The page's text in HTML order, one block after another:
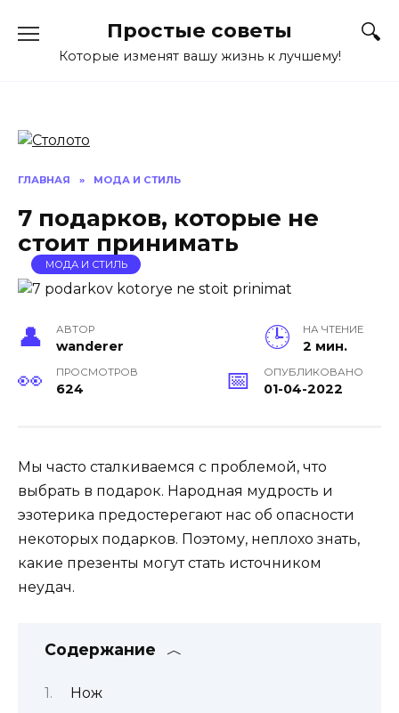
содержанию
Простые советы
Которые изменят вашу жизнь к лучшему!
ГЛАВНАЯ » МОДА И СТИЛЬ
7 подарков, которые не
стоит принимать
МОДА И СТИЛЬ
АВТОР
wanderer
НА ЧТЕНИЕ
2 мин.
ПРОСМОТРОВ
624
ОПУБЛИКОВАНО
01-04-2022
Мы часто сталкиваемся с проблемой, что
выбрать в подарок. Народная мудрость и
эзотерика предостерегают нас об опасности
некоторых подарков. Поэтому, неплохо знать,
какие презенты могут стать источником
неудач.
Содержание
Нож